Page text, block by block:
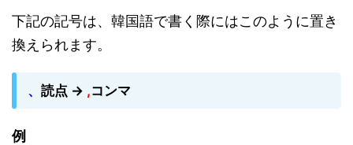
下記の記号は、韓国語で書く際にはこのように置き
換えられます。
、 読点 → ,コンマ
例